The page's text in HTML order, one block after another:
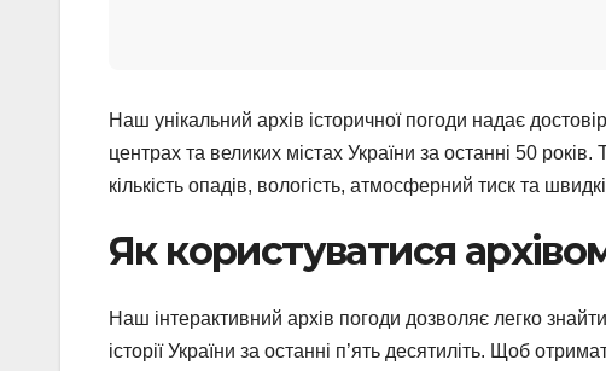
Наш унікальний архів історичної погоди надає
центрах та великих містах України за останні 50
кількість опадів, вологість, атмосферний тиск та
Як користуватися
Наш інтерактивний архів погоди дозволяє легко
історії України за останні п’ять десятиліть. Щоб